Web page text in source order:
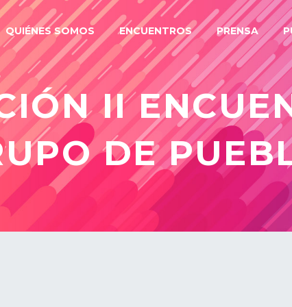
QUIÉNES SOMOS ENCUENTROS PRENSA
II
DE